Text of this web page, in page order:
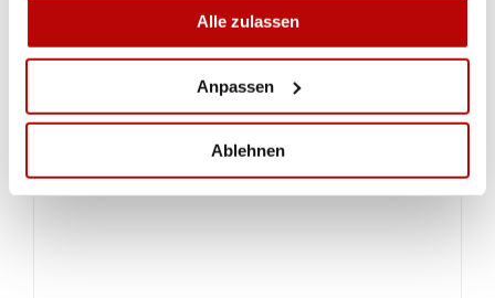
Alle zulassen
Anpassen
Ablehnen